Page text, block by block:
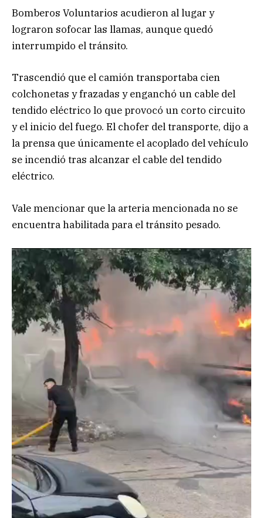
Bomberos Voluntarios acudieron al lugar y
lograron sofocar las llamas, aunque quedó
interrumpido el tránsito.
Trascendió que el camión transportaba cien
colchonetas y frazadas y enganchó un cable del
tendido eléctrico lo que provocó un corto circuito
y el inicio del fuego. El chofer del transporte, dijo a
la prensa que únicamente el acoplado del vehículo
se incendió tras alcanzar el cable del tendido
eléctrico.
Vale mencionar que la arteria mencionada no se
encuentra habilitada para el tránsito pesado.